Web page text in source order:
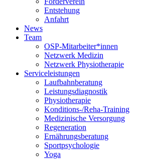
Entstehung
Anfahrt
News
Team
OSP-Mitarbeiter*innen
Netzwerk Medizin
Netzwerk Physiotherapie
Serviceleistungen
Laufbahnberatung
Leistungsdiagnostik
Physiotherapie
Konditions-/Reha-Training
Medizinische Versorgung
Regeneration
Ernährungsberatung
Sportpsychologie
Yoga